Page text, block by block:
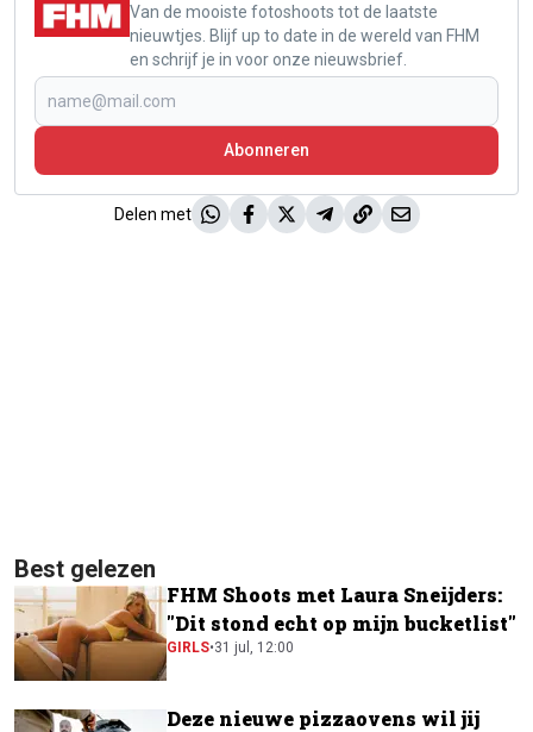
Van de mooiste fotoshoots tot de laatste
nieuwtjes. Blijf up to date in de wereld van FHM
en schrijf je in voor onze nieuwsbrief.
Abonneren
Delen met
Best gelezen
FHM Shoots met Laura Sneijders:
"Dit stond echt op mijn bucketlist"
GIRLS•31 jul, 12:00
Deze nieuwe pizzaovens wil jij